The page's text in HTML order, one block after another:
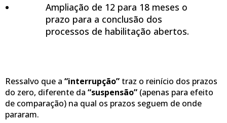
Ampliação de 12 para 18 meses o
prazo para a conclusão dos
processos de habilitação abertos.
Ressalvo que a “interrupção” traz o reinício dos prazos
do zero, diferente da “suspensão” (apenas para efeito
de comparação) na qual os prazos seguem de onde
pararam.